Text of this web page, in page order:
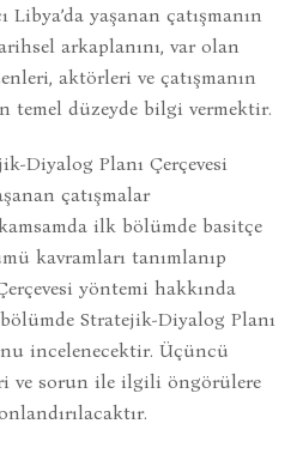
Libya’da yaşanan çatışmanın
arkaplanını, var olan
aktörleri ve çatışmanın
temel düzeyde bilgi vermektir.
Diyalog Planı Çerçevesi
çatışmalar
ilk bölümde basitçe
kavramları tanımlanıp
yöntemi hakkında
Stratejik-Diyalog Planı
incelenecektir. Üçüncü
ve sorun ile ilgili öngörülere